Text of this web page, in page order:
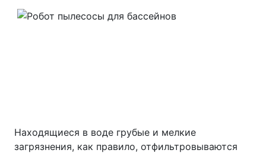
Находящиеся в воде грубые и мелкие
загрязнения, как правило, отфильтровываются